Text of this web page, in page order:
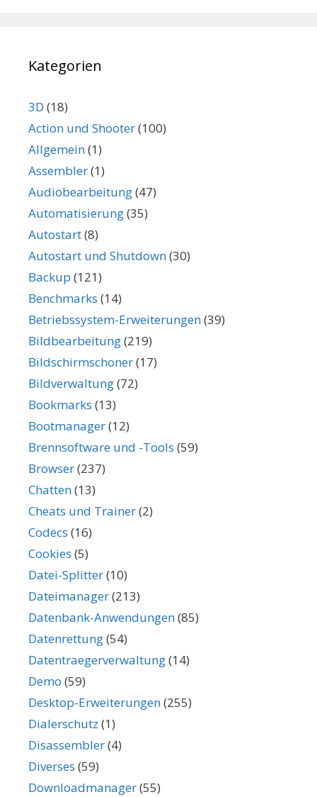
Kategorien
3D (18)
Action und Shooter(100)
Allgemein(1)
Assembler(1)
Audiobearbeitung(47)
Automatisierung(35)
Autostart(8)
Autostart und Shutdown(30)
Backup (121)
Benchmarks (14)
Betriebssystem-Erweiterungen(39)
Bildbearbeitung(219)
Bildschirmschoner(17)
Bildverwaltung(72)
Bookmarks (13)
Bootmanager(12)
Brennsoftware und -Tools (59)
Browser(237)
Chatten(13)
Cheats und Trainer(2)
Codecs (16)
Cookies (5)
Datei-Splitter(10)
Dateimanager(213)
Datenbank-Anwendungen(85)
Datenrettung(54)
Datentraegerverwaltung(14)
Demo (59)
Desktop-Erweiterungen(255)
Dialerschutz (1)
Disassembler(4)
Diverses (59)
Downloadmanager(55)